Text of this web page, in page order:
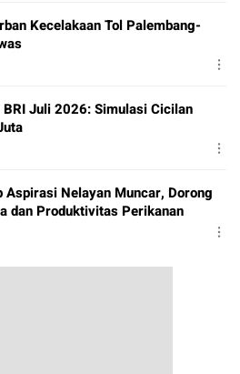
Kecelakaan Tol Palembang-
BRI Juli 2026: Simulasi Cicilan
Aspirasi Nelayan Muncar, Dorong
dan Produktivitas Perikanan